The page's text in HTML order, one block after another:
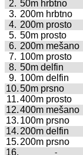
2. 50m hrbtno
3. 200m hrbtno
4. 200m prosto
5. 50m prosto
6. 200m mešano
7. 100m prosto
8. 50m delfin
9. 100m delfin
10.50m prsno
11.400m prosto
12.400m mešano
13. 100m prsno
14. 200m delfin
15. 200m prsno
16.
-